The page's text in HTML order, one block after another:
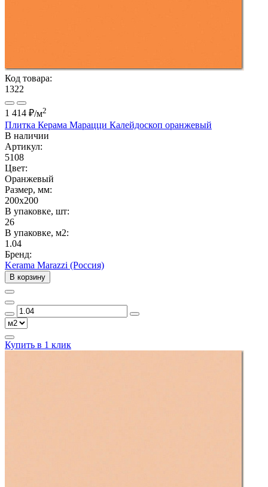
Код товара:
1322
1 414 ₽/м2
Плитка Керама Марацци Калейдоскоп оранжевый
В наличии
Артикул:
5108
Цвет:
Оранжевый
Размер, мм:
200x200
В упаковке, шт:
26
В упаковке, м2:
1.04
Бренд:
Kerama Marazzi (Россия)
В корзину
Купить в 1 клик